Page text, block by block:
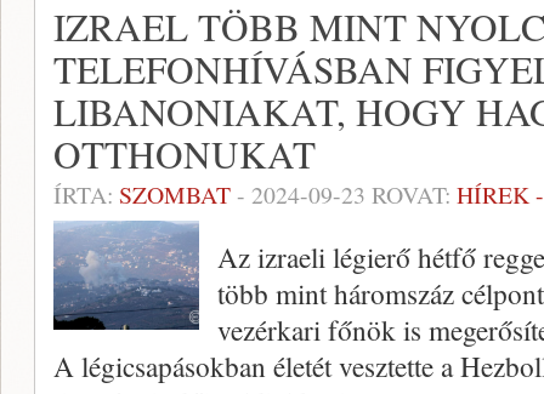
IZRAEL TÖBB MINT
TELEFONHÍVÁSBAN
LIBANONIAKAT, HOGY
OTTHONUKAT
ÍRTA: SZOMBAT- 2024-09-23 ROVAT: HÍREK
Az izraeli légierő hétfő
több mint háromszáz
vezérkari főnök is
A légicsapásokban életét vesztette a